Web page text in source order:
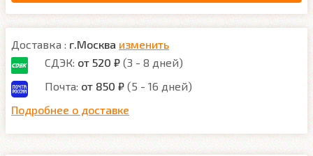
Доставка : г.Москва изменить
СДЭК: от 520 ₽ (3 - 8 дней)
Почта: от 850 ₽ (5 - 16 дней)
Подробнее о доставке